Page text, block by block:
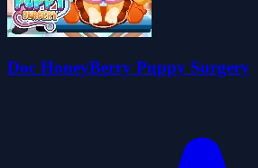
Doc HoneyBerry Puppy Surgery